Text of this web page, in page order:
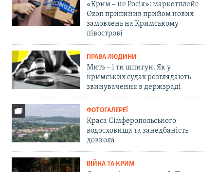
«Крим – не Росія»: маркетплейс
Ozon припинив прийом нових
замовлень на Кримському
півострові
ПРАВА ЛЮДИНИ
Мить – і ти шпигун. Як у
кримських судах розглядають
звинувачення в держзраді
ФОТОГАЛЕРЕЇ
Краса Сімферопольського
водосховища та занедбаність
довкола
ВІЙНА ТА КРИМ